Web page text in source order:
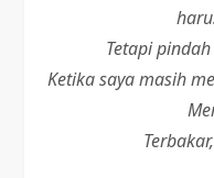
Tetapi
Ketika saya masih